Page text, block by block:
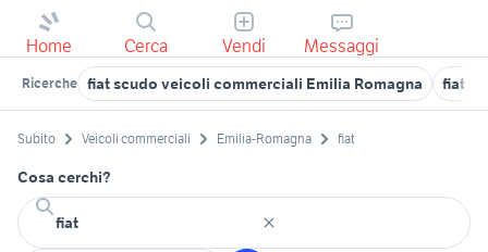
Home Cerca Vendi Messaggi
Ricerche fiat scudo veicoli commerciali Emilia Romagna fiat
Subito Veicoli commerciali Emilia-Romagna fiat
Cosa cerchi?